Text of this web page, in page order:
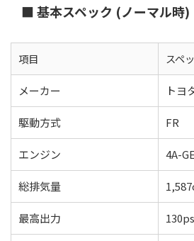
■ 基本スペック (ノーマル時)
項目 スペ
メーカー トヨ
駆動方式 FR
エンジン 4A-
総排気量
最高出力